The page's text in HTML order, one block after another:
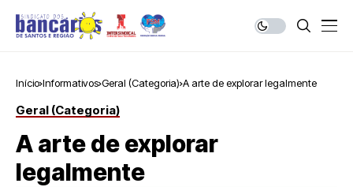
Início Informativos Geral (Categoria) A arte de explorar legalmente
Geral (Categoria)
A arte de explorar
legalmente